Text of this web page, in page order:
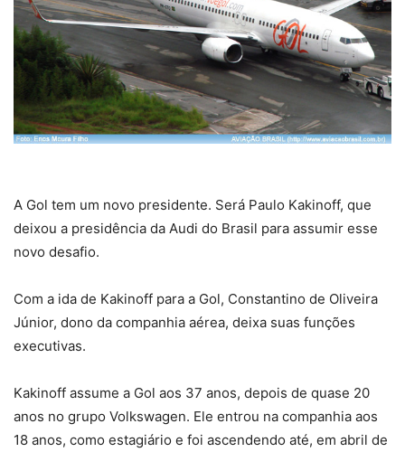
A Gol tem um novo presidente. Será Paulo Kakinoff, que
deixou a presidência da Audi do Brasil para assumir esse
novo desafio.
Com a ida de Kakinoff para a Gol, Constantino de Oliveira
Júnior, dono da companhia aérea, deixa suas funções
executivas.
Kakinoff assume a Gol aos 37 anos, depois de quase 20
anos no grupo Volkswagen. Ele entrou na companhia aos
18 anos, como estagiário e foi ascendendo até, em abril de